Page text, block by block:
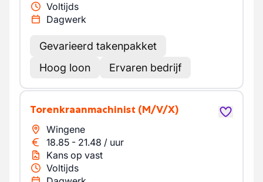
Voltijds
Dagwerk
Gevarieerd takenpakket
Hoog loon
Ervaren bedrijf
Torenkraanmachinist (M/V/X)
Wingene
18.85 - 21.48 / uur
Kans op vast
Voltijds